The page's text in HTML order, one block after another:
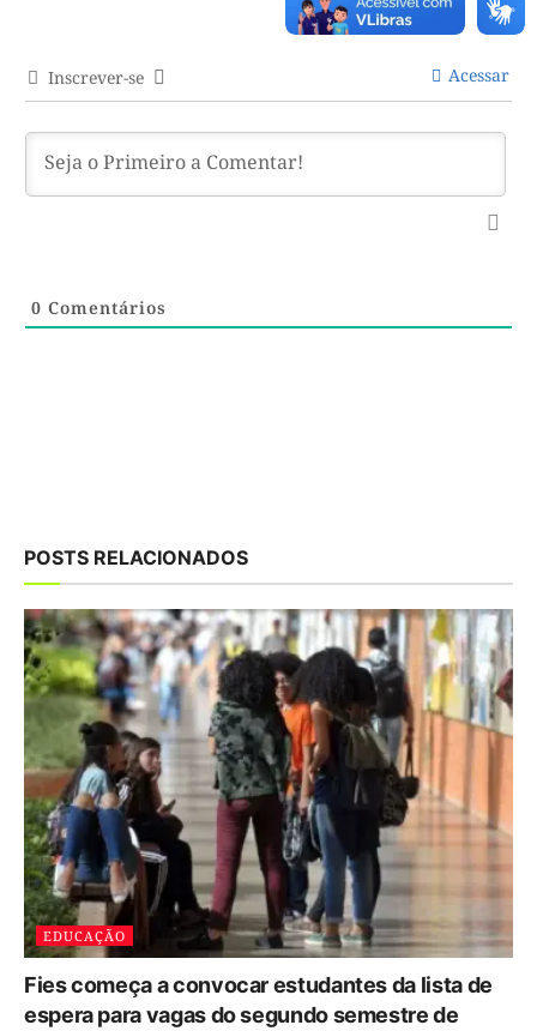
Inscrever-se Acessar
0 Comentários
POSTS RELACIONADOS
EDUCAÇÃO
Fies começa a convocar estudantes da lista de
espera para vagas do segundo semestre de